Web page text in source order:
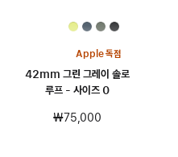
Apple 독점
42mm 그린 그레이 솔로
루프 - 사이즈 0
₩75,000